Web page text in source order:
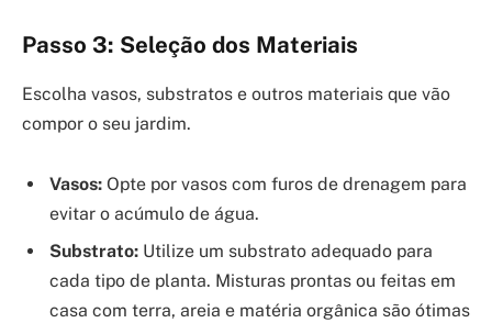
Passo 3: Seleção dos Materiais
Escolha vasos, substratos e outros materiais que vão
compor o seu jardim.
Vasos: Opte por vasos com furos de drenagem para
evitar o acúmulo de água.
Substrato: Utilize um substrato adequado para
cada tipo de planta. Misturas prontas ou feitas em
casa com terra, areia e matéria orgânica são ótimas